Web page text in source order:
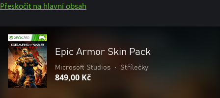
Přeskočit na hlavní obsah
Epic Armor Skin Pack
Microsoft Studios • Střílečky
849,00 Kč